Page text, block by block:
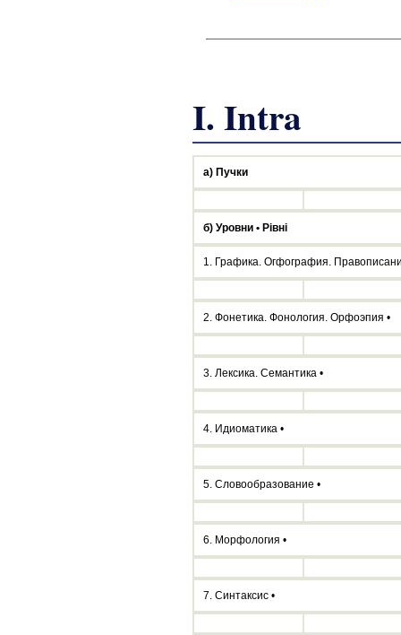
I. Intra
а) Пучки
б) Уровни • Рівні
1. Графика. Огфография.
2. Фонетика. Фонология. Орфоэпия •
3. Лексика. Семантика •
4. Идиоматика •
5. Словообразование •
6. Морфология •
7. Синтаксис •